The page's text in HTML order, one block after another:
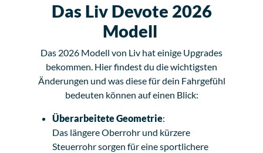
Das Liv Devote 2026
Modell
Das 2026 Modell von Liv hat einige Upgrades
bekommen. Hier findest du die wichtigsten
Änderungen und was diese für dein Fahrgefühl
bedeuten können auf einen Blick:
Überarbeitete Geometrie:
Das längere Oberrohr und kürzere
Steuerrohr sorgen für eine sportlichere